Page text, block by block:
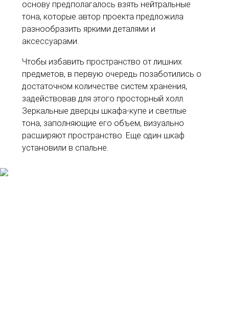
основу предполагалось взять нейтральные
тона, которые автор проекта предложила
разнообразить яркими деталями и
аксессуарами.
Чтобы избавить пространство от лишних
предметов, в первую очередь позаботились о
достаточном количестве систем хранения,
задействовав для этого просторный холл.
Зеркальные дверцы шкафа-купе и светлые
тона, заполняющие его объем, визуально
расширяют пространство. Еще один шкаф
установили в спальне.